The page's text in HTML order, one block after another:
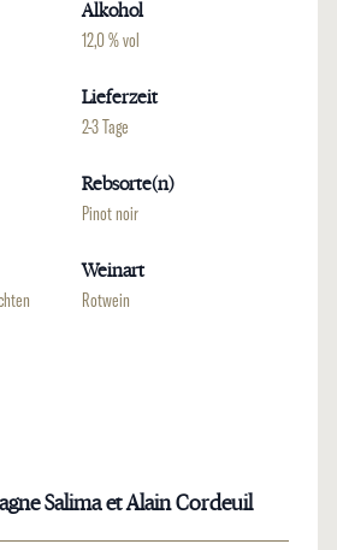
Alkohol
12,0 % vol
Lieferzeit
2-3 Tage
Rebsorte(n)
Pinot noir
Weinart
Rotwein
Salima et Alain Cordeuil